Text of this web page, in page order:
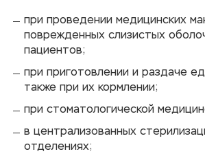
при проведении медицинских
поврежденных слизистых
пациентов;
при приготовлении и раздаче
также при их кормлении;
при стоматологической
в централизованных
отделениях;